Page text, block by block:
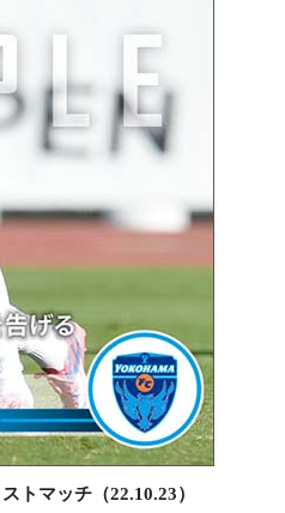
トマッチ（22.10.23）